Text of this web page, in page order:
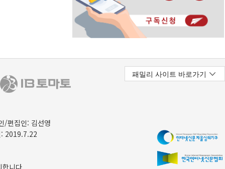
/편집인: 김선영
2019.7.22